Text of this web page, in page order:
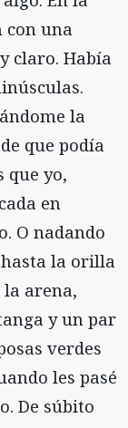
con una
claro. Había
la
que podía
que yo,
en
O nadando
la orilla
la arena,
y un par
verdes
les pasé
De súbito